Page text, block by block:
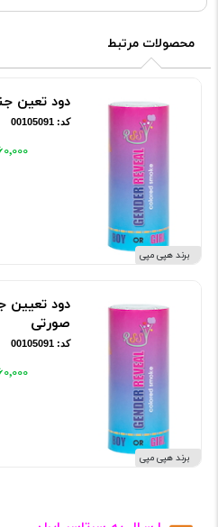
محصولات مرتبط
برند هپی مپی
دود تعین
کد: 00105091
برند هپی مپی
دود
صورتی
کد: 00105091